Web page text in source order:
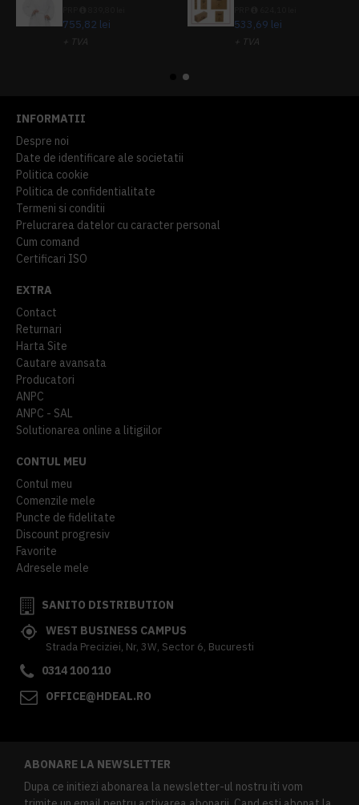
755,82 lei
+ TVA
533,69 lei
+ TVA
INFORMATII
Despre noi
Date de identificare ale societatii
Politica cookie
Politica de confidentialitate
Termeni si conditii
Prelucrarea datelor cu caracter personal
Cum comand
Certificari ISO
EXTRA
Contact
Returnari
Harta Site
Cautare avansata
Producatori
ANPC
ANPC - SAL
Solutionarea online a litigiilor
CONTUL MEU
Contul meu
Comenzile mele
Puncte de fidelitate
Discount progresiv
Favorite
Adresele mele
SANITO DISTRIBUTION
WEST BUSINESS CAMPUS
Strada Preciziei, Nr, 3W, Sector 6, Bucuresti
0314 100 110
OFFICE@HDEAL.RO
ABONARE LA NEWSLETTER
Dupa ce initiezi abonarea la newsletter-ul nostru iti vom